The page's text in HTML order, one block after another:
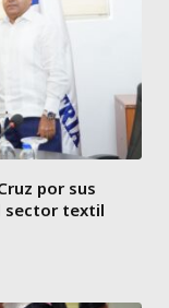
por sus
sector textil